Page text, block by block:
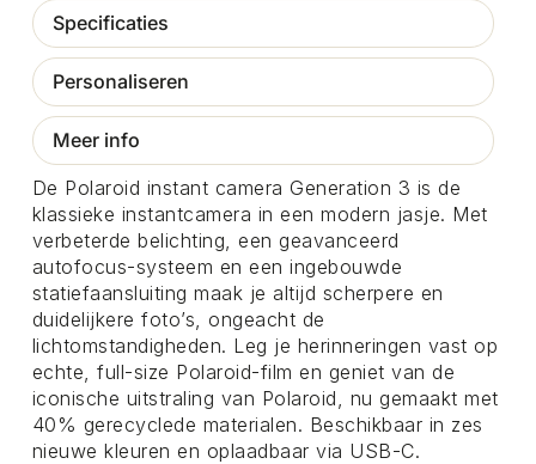
Specificaties
Personaliseren
Meer info
De Polaroid instant camera Generation 3 is de
klassieke instantcamera in een modern jasje. Met
verbeterde belichting, een geavanceerd
autofocus-systeem en een ingebouwde
statiefaansluiting maak je altijd scherpere en
duidelijkere foto’s, ongeacht de
lichtomstandigheden. Leg je herinneringen vast op
echte, full-size Polaroid-film en geniet van de
iconische uitstraling van Polaroid, nu gemaakt met
40% gerecyclede materialen. Beschikbaar in zes
nieuwe kleuren en oplaadbaar via USB-C.